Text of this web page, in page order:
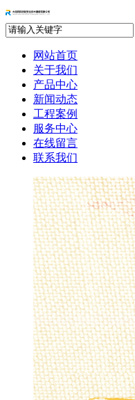
网站首页
关于我们
产品中心
新闻动态
工程案例
服务中心
在线留言
联系我们